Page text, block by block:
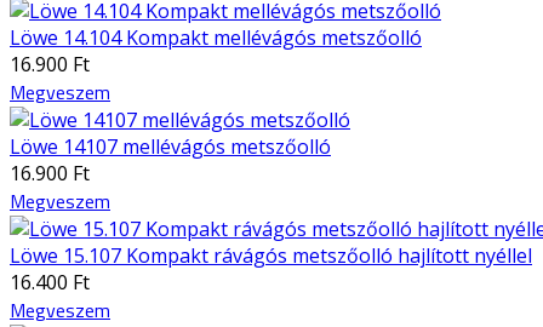
Löwe 14.104 Kompakt mellévágós metszőolló
16.900 Ft
Megveszem
Löwe 14107 mellévágós metszőolló
16.900 Ft
Megveszem
Löwe 15.107 Kompakt rávágós metszőolló hajlított nyéllel
16.400 Ft
Megveszem